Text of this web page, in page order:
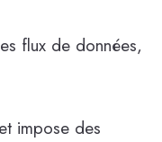
flux de données,
impose des